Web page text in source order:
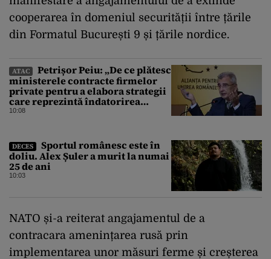
cooperarea în domeniul securității între țările
din Formatul București 9 și țările nordice.
ATAC
Petrișor Peiu: „De ce plătesc
ministerele contracte firmelor
private pentru a elabora strategii
care reprezintă îndatorirea
angajaților din minister?”
10:08
DECES
Sportul românesc este în
doliu. Alex Șuler a murit la numai
25 de ani
10:03
NATO și-a reiterat angajamentul de a
contracara amenințarea rusă prin
implementarea unor măsuri ferme și creșterea